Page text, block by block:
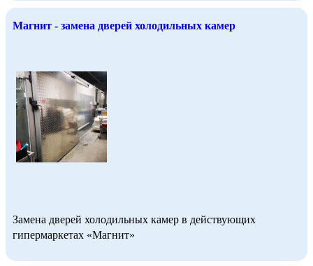
Магнит - замена дверей холодильных камер
Замена дверей холодильных камер в действующих
гипермаркетах «Магнит»